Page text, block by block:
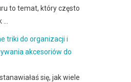
to temat, który często
triki do organizacji i
akcesoriów do
się, jak wiele